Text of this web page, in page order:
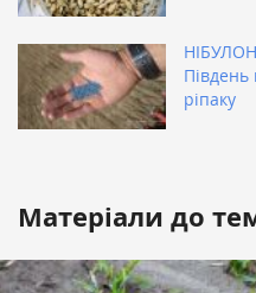
Південь
ріпаку
Матеріали до